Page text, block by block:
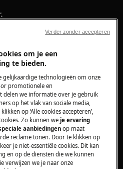
informatie in de
downloaden.
no frost technologie,
ontdooien. Als de
model is, moet u het
ontdooien.
vaak en laat de deur
tijd open staan.
om je een
te bieden.
gelijkaardige technologieën om onze
promotionele en
delen we informatie over je gebruik
op het vlak van sociale media,
op ‘Alle cookies accepteren’,
Zo kunnen weje ervaring
aanbiedingenop maat
reclame tonen. Door te klikken op
je niet-essentiële cookies. Dit kan
en op de diensten die we kunnen
verwijzen we je naar onze
Verder zonder accepteren